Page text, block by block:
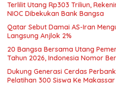
Terlilit Utang Rp303 Triliun,
NIOC Dibekukan Bank Bangsa
Qatar Sebut Damai AS-Iran
Langsung Anjlok 2%
20 Bangsa Bersama Utang
Tahun 2026, Indonesia Nomor
Dukung Generasi Cerdas
Pelatihan 300 Siswa Ke Makassar